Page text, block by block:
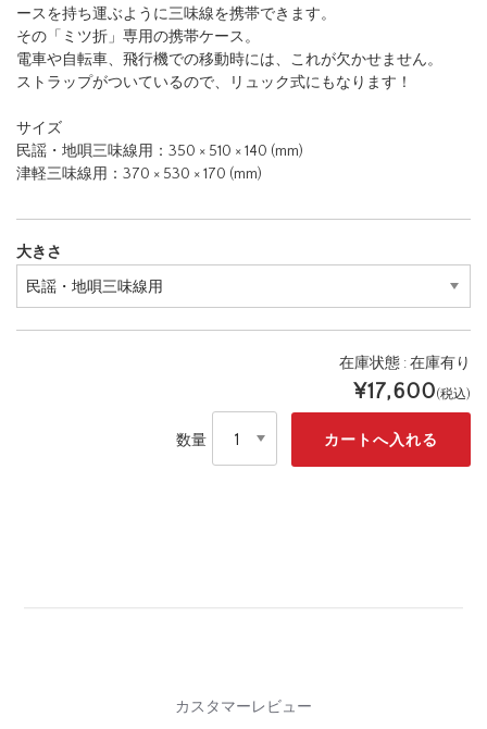
大きさ
在庫状態 :在庫有り
¥17,600(税込)
数量
ースを持ち運ぶように三味線を携帯できます。
その「ミツ折」専用の携帯ケース。
電車や自転車、飛行機での移動時には、これが欠かせません。
ストラップがついているので、リュック式にもなります！
サイズ
民謡・地唄三味線用：350 × 510 × 140 (mm)
津軽三味線用：370 × 530 × 170 (mm)
カスタマーレビュー